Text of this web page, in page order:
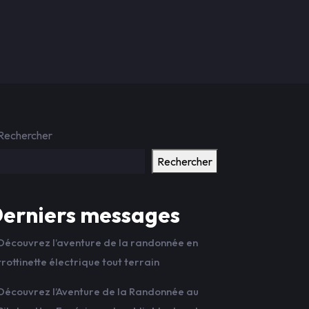
Rechercher
messages
l’aventure de la randonnée en
électrique tout terrain
l’Aventure de la Randonnée au